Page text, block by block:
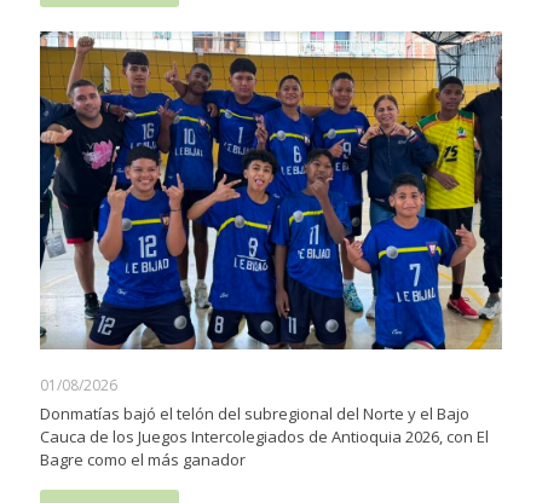
01/08/2026
Donmatías bajó el telón del subregional del Norte y el Bajo
Cauca de los Juegos Intercolegiados de Antioquia 2026, con El
Bagre como el más ganador